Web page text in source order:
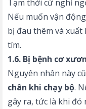
Tạm thời cứ nghỉ
Nếu muốn vận
bị đau thêm và
tím.
1.6. Bị bệnh cơ
Nguyên nhân này
chân khi chạy bộ.
gây ra, tức là khi đó